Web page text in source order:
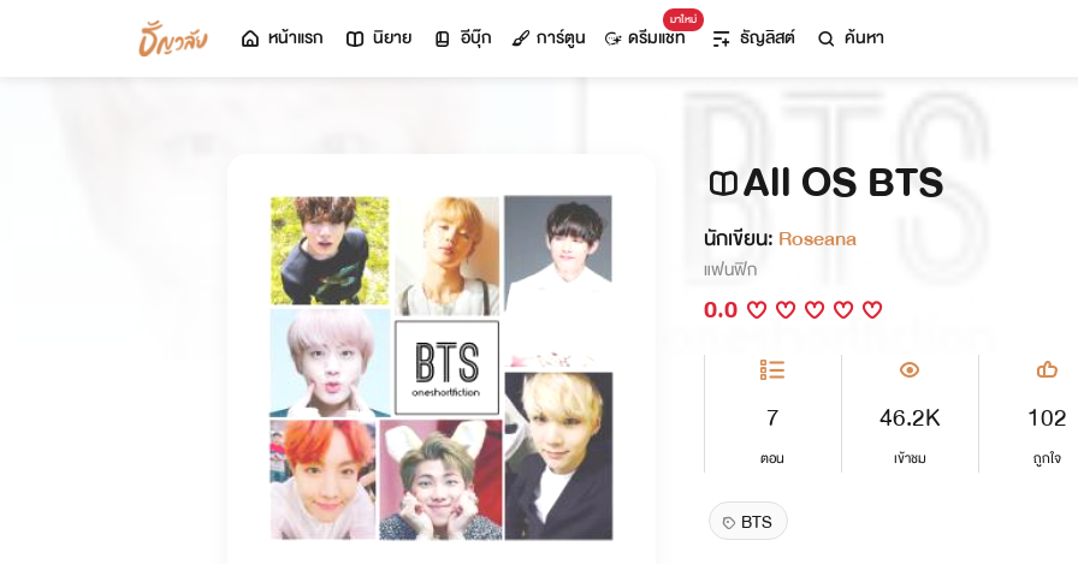
หน้าแรก นิยาย อีบุ๊ก การ์ตูน
มาใหม่
ดรีมแชท ธัญลิสต์ ค้นหา
All OS BTS
นักเขียน: Roseana
แฟนฟิก
0.0
7
ตอน
46.2K
เข้าชม
102
ถูกใจ
BTS